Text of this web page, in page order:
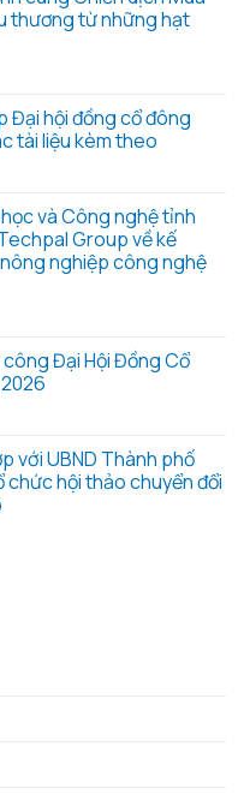
thương từ những hạt
Đại hội đồng cổ đông
tài liệu kèm theo
và Công nghệ tỉnh
Group về kế
nghiệp công nghệ
Đại Hội Đồng Cổ
với UBND Thành phố
hội thảo chuyển đổi